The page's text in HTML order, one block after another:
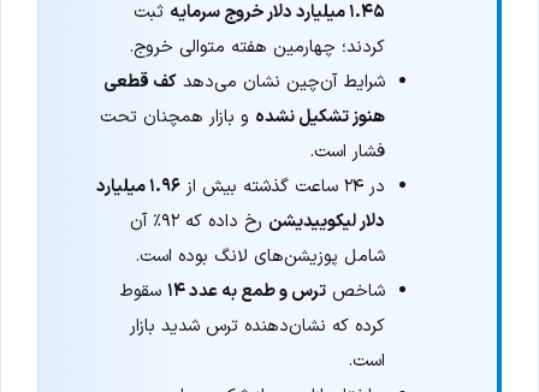
۱.۴۵ میلیارد دلار خروج سرمایه
ثبت
کردند؛ چهارمین هفته متوالی خروج.
شرایط آن‌چین نشان می‌دهدکف قطعی
هنوز تشکیل نشده و بازار همچنان تحت
فشار است.
در ۲۴ ساعت گذشته بیش از
۱.۹۶ میلیارد
دلار لیکوییدیشن
رخ داده که ۹۲٪ آن
شامل پوزیشن‌های لانگ بوده است.
شاخصترس و طمع به عدد ۱۴
سقوط
کرده که نشان‌دهنده ترس شدید بازار
است.